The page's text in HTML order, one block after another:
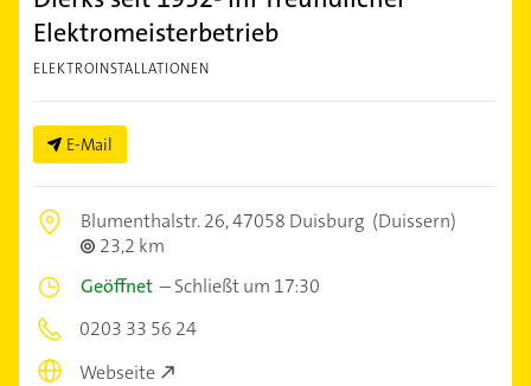
Elektromeisterbetrieb
ELEKTROINSTALLATIONEN
E-Mail
Blumenthalstr. 26,47058 Duisburg (Duissern)
23,2 km
Geöffnet –Schließt um 17:30
0203 33 56 24
Webseite